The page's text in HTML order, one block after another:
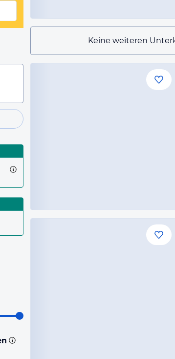
Keine weiteren